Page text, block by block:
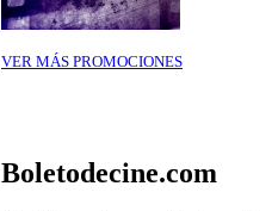
VER MÁS PROMOCIONES
Boletodecine.com